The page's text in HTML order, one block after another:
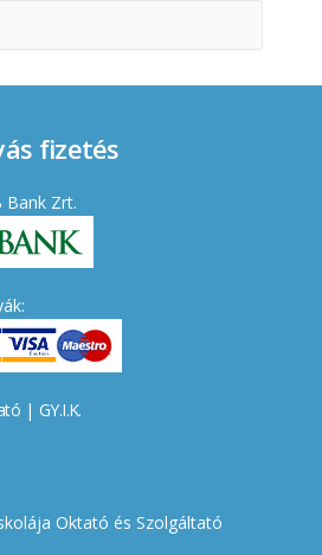
fizetés
Bank Zrt.
| GY.I.K.
Oktató és Szolgáltató